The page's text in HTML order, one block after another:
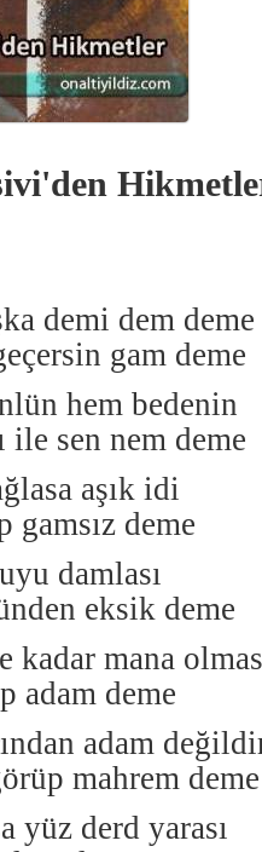
demi dem deme
gam deme
hem bedenin
ile sen nem deme
aşık idi
gamsız deme
damlası
eksik deme
kadar mana
adam deme
adam
mahrem deme
yüz derd yarası